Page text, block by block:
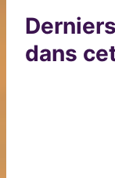
dans